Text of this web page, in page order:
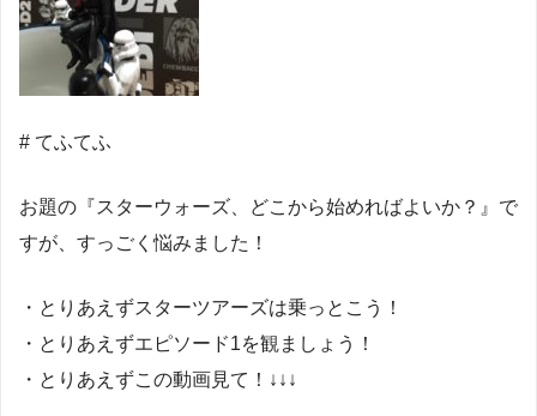
# てふてふ
お題の『スターウォーズ、どこから始めればよいか？』で
すが、すっごく悩みました！
・とりあえずスターツアーズは乗っとこう！
・とりあえずエピソード1を観ましょう！
・とりあえずこの動画見て！↓↓↓